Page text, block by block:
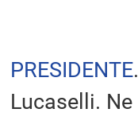
PRESIDENTE
Lucaselli.